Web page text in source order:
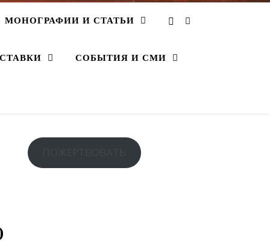
МОНОГРАФИИ И СТАТЬИ
СОБЫТИЯ И СМИ